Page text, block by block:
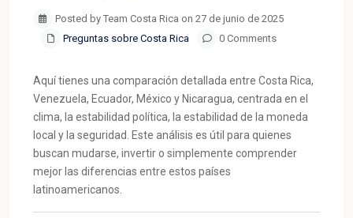
Posted by Team Costa Rica on 27 de junio de 2025
Preguntas sobre Costa Rica
0 Comments
Aquí tienes una comparación detallada entre Costa Rica,
Venezuela, Ecuador, México y Nicaragua, centrada en el
clima, la estabilidad política, la estabilidad de la moneda
local y la seguridad. Este análisis es útil para quienes
buscan mudarse, invertir o simplemente comprender
mejor las diferencias entre estos países
latinoamericanos.